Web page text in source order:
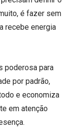
é fazer sem
recebe energia
poderosa para
por padrão,
e economiza
em atenção